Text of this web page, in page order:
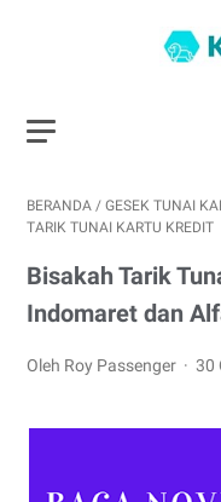
BERANDA / GESEK TUNAI
TARIK TUNAI KARTU KREDIT
Bisakah Tarik
Indomaret dan
Oleh Roy Passenger 30